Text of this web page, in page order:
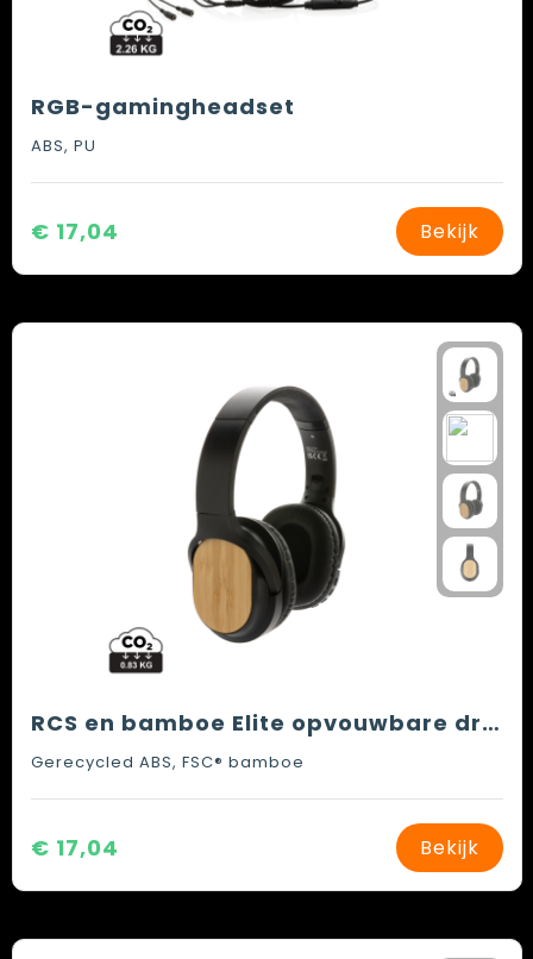
RGB-gamingheadset
ABS, PU
€ 17,04 Bekijk
RCS en bamboe Elite opvouwbare draadloze hoofdtelefoon
Gerecycled ABS, FSC® bamboe
€ 17,04 Bekijk